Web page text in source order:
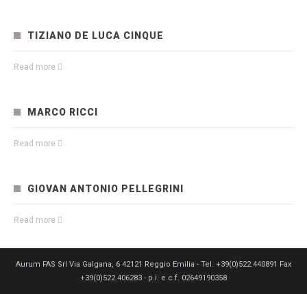
TIZIANO DE LUCA CINQUE
Read more
MARCO RICCI
Read more
GIOVAN ANTONIO PELLEGRINI
Read more
Aurum FAS Srl Via Galgana, 6 42121 Reggio Emilia - Tel. +39(0)522.440891 Fax
+39(0)522.406283 - p.i. e c.f. 02649190358